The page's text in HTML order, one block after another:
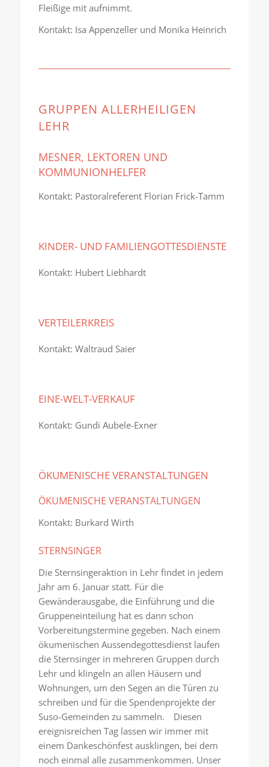
Fleißige mit aufnimmt.
Kontakt: Isa Appenzeller und Monika Heinrich
GRUPPEN ALLERHEILIGEN
LEHR
MESNER, LEKTOREN UND
KOMMUNIONHELFER
Kontakt: Pastoralreferent Florian Frick-Tamm
KINDER- UND FAMILIENGOTTESDIENSTE
Kontakt: Hubert Liebhardt
VERTEILERKREIS
Kontakt: Waltraud Saier
EINE-WELT-VERKAUF
Kontakt: Gundi Aubele-Exner
ÖKUMENISCHE VERANSTALTUNGEN
ÖKUMENISCHE VERANSTALTUNGEN
Kontakt: Burkard Wirth
STERNSINGER
Die Sternsingeraktion in Lehr findet in jedem
Jahr am 6. Januar statt. Für die
Gewänderausgabe, die Einführung und die
Gruppeneinteilung hat es dann schon
Vorbereitungstermine gegeben. Nach einem
ökumenischen Aussendegottesdienst laufen
die Sternsinger in mehreren Gruppen durch
Lehr und klingeln an allen Häusern und
Wohnungen, um den Segen an die Türen zu
schreiben und für die Spendenprojekte der
Suso-Gemeinden zu sammeln. Diesen
ereignisreichen Tag lassen wir immer mit
einem Dankeschönfest ausklingen, bei dem
noch einmal alle zusammenkommen. Unser